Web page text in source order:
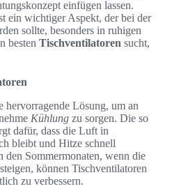
einfügen lassen.
ein wichtiger Aspekt, der bei der
sollte, besonders in ruhigen
besten Tischventilatoren sucht,
hervorragende Lösung, um an
Kühlung zu sorgen. Die so
dafür, dass die Luft in
bleibt und Hitze schnell
Sommermonaten, wenn die
können Tischventilatoren
zu verbessern.